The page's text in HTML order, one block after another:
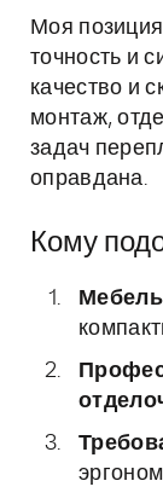
Моя
точность и
качество и
монтаж,
задач
оправдана.
Кому